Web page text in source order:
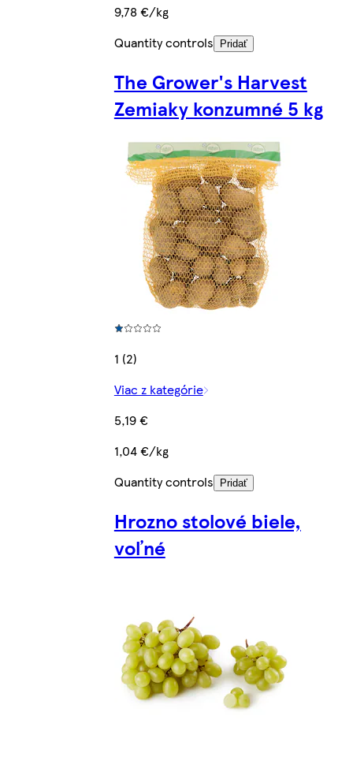
9,78 €/kg
Quantity controls
Pridať
The Grower's Harvest
Zemiaky konzumné 5 kg
1 (2)
Viac z kategórie
5,19 €
1,04 €/kg
Quantity controls
Pridať
Hrozno stolové biele,
voľné